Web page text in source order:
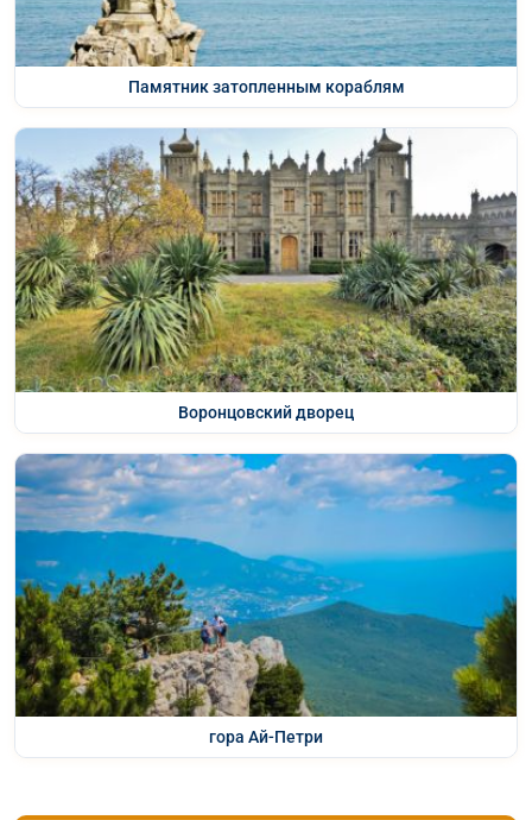
Памятник затопленным кораблям
Воронцовский дворец
гора Ай-Петри